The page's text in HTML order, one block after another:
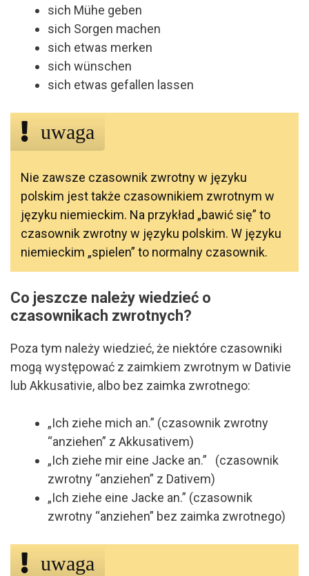
sich Mühe geben
sich Sorgen machen
sich etwas merken
sich wünschen
sich etwas gefallen lassen
uwaga
Nie zawsze czasownik zwrotny w języku
polskim jest także czasownikiem zwrotnym w
języku niemieckim. Na przykład „bawić się” to
czasownik zwrotny w języku polskim. W języku
niemieckim „spielen” to normalny czasownik.
Co jeszcze należy wiedzieć o
czasownikach zwrotnych?
Poza tym należy wiedzieć, że niektóre czasowniki
mogą występować z zaimkiem zwrotnym w Dativie
lub Akkusativie, albo bez zaimka zwrotnego:
„Ich ziehe mich an.” (czasownik zwrotny
“anziehen” z Akkusativem)
„Ich ziehe mir eine Jacke an.”
(czasownik
zwrotny “anziehen” z Dativem)
„Ich ziehe eine Jacke an.” (czasownik
zwrotny “anziehen” bez zaimka zwrotnego)
uwaga